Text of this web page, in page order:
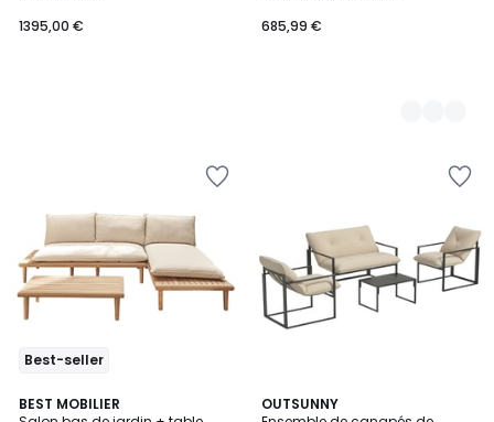
1395,00 €
685,99 €
Best-seller
BEST MOBILIER
5
OUTSUNNY
4,5
2